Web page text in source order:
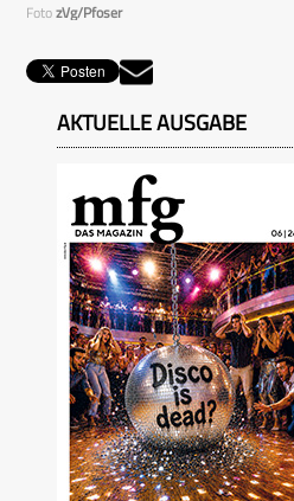
FotozVg/Pfoser
AKTUELLE AUSGABE